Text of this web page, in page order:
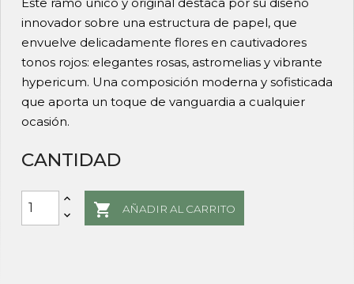
innovador sobre una estructura de papel, que
envuelve delicadamente flores en cautivadores
tonos rojos: elegantes rosas, astromelias y vibrante
hypericum. Una composición moderna y sofisticada
que aporta un toque de vanguardia a cualquier
ocasión.
CANTIDAD
 AÑADIR AL CARRITO